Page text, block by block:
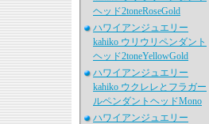
ヘッド2toneRoseGold
ハワイアンジュエリー
kahiko ウリウリペンダント
ヘッド2toneYellowGold
ハワイアンジュエリー
kahiko ウクレレとフラガー
ルペンダントヘッドMono
ハワイアンジュエリー